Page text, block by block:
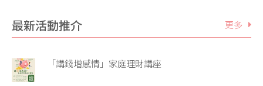
最新活動推介
「講錢增感情」家庭理財講座
更多